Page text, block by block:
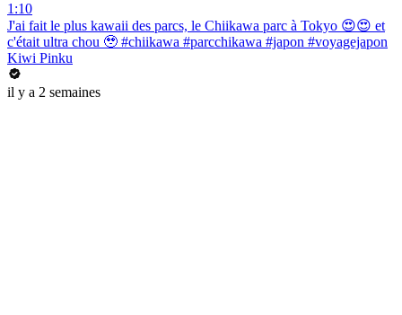
1:10
J'ai fait le plus kawaii des parcs, le Chiikawa parc à Tokyo 😍😍 et
c'était ultra chou 🥹 #chiikawa #parcchikawa #japon #voyagejapon
Kiwi Pinku
il y a 2 semaines